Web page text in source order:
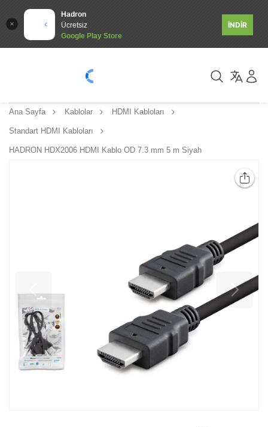
Hadron
Ücretsiz
Google Play Store
İNDİR
Ana Sayfa Kablolar HDMI Kabloları
Standart HDMI Kabloları
HADRON HDX2006 HDMI Kablo OD 7.3 mm 5 m Siyah